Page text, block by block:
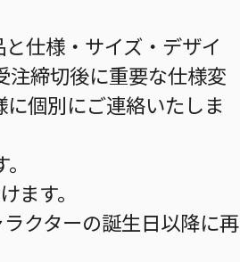
仕様・サイズ・デザイ
注締切後に重要な仕様変
個別にご連絡いたしま
ます。
クターの誕生日以降に再